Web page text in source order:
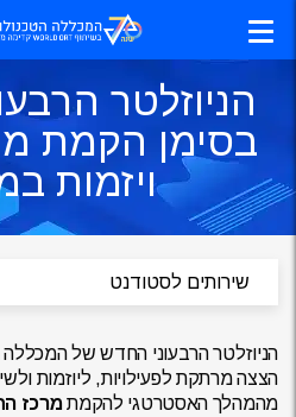
הניוזלטר
בסימן הקמת
ויזמות
הניוזלטר הרבעוני החדש של המכללה
הצצה מרתקת לפעילויות, ליוזמות
מהמהלך האסטרטגי להקמתמרכז